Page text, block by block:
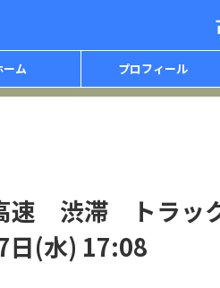
ーム プロフィール
高速 渋滞 トラッ
日(水) 17:08